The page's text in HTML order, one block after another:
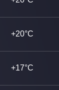
+20°C
+17°C